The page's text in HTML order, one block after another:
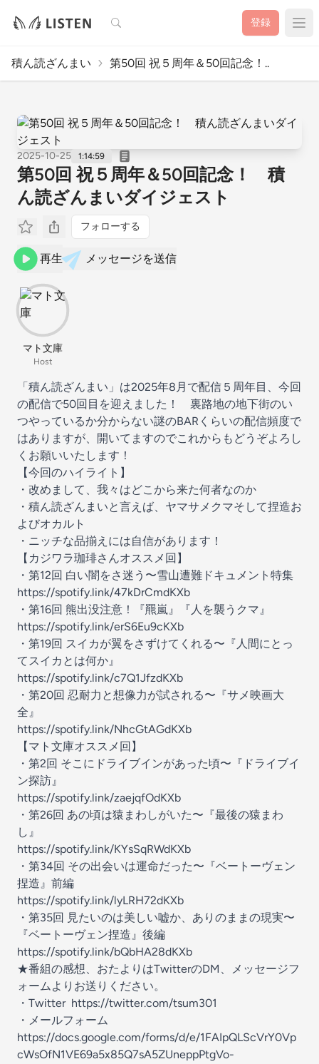
検索 登録
積ん読ざんまい 第50回 祝５周年＆50回記念！..
2025-10-25 1:14:59
第50回 祝５周年＆50回記念！ 積
ん読ざんまいダイジェスト
フォローする
再生 メッセージを送信
マト文庫
Host
「積ん読ざんまい」は2025年8月で配信５周年目、今回
の配信で50回目を迎えました！ 裏路地の地下街のい
つやっているか分からない謎のBARくらいの配信頻度で
はありますが、開いてますのでこれからもどうぞよろし
くお願いいたします！
【今回のハイライト】
・改めまして、我々はどこから来た何者なのか
・積ん読ざんまいと言えば、ヤマサメクマそして捏造お
よびオカルト
・ニッチな品揃えには自信があります！
【カジワラ珈琲さんオススメ回】
・第12回 白い闇をさ迷う〜雪山遭難ドキュメント特集
https://spotify.link/47kDrCmdKXb
・第16回 熊出没注意！『羆嵐』『人を襲うクマ』
https://spotify.link/erS6Eu9cKXb
・第19回 スイカが翼をさずけてくれる〜『人間にとっ
てスイカとは何か』
https://spotify.link/c7Q1JfzdKXb
・第20回 忍耐力と想像力が試される〜『サメ映画大
全』
https://spotify.link/NhcGtAGdKXb
【マト文庫オススメ回】
・第2回 そこにドライブインがあった頃〜『ドライブイ
ン探訪』
https://spotify.link/zaejqfOdKXb
・第26回 あの頃は猿まわしがいた〜『最後の猿まわ
し』
https://spotify.link/KYsSqRWdKXb
・第34回 その出会いは運命だった〜『ベートーヴェン
捏造』前編
https://spotify.link/lyLRH72dKXb
・第35回 見たいのは美しい嘘か、ありのままの現実〜
『ベートーヴェン捏造』後編
https://spotify.link/bQbHA28dKXb
★番組の感想、おたよりはTwitterのDM、メッセージフ
ォームよりお送りください。
・Twitter https://twitter.com/tsum301
・メールフォーム
https://docs.google.com/forms/d/e/1FAIpQLScVrY0Vp
cWsOfN1VE69a5x85Q7sA5ZUneppPtgVo-